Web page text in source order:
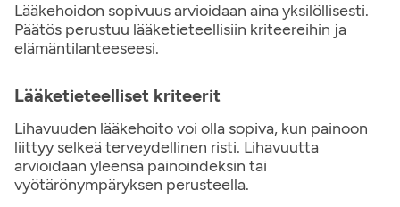
Lääkehoidon sopivuus arvioidaan aina yksilöllisesti.
Päätös perustuu lääketieteellisiin kriteereihin ja
elämäntilanteeseesi.
Lääketieteelliset kriteerit
Lihavuuden lääkehoito voi olla sopiva, kun painoon
liittyy selkeä terveydellinen risti. Lihavuutta
arvioidaan yleensä painoindeksin tai
vyötärönympäryksen perusteella.